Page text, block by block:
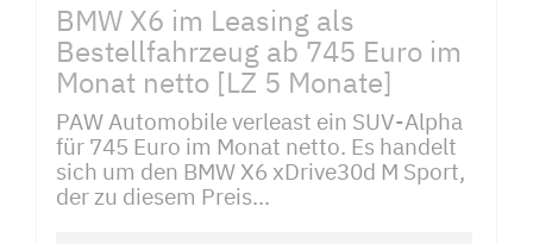
BMW X6 im Leasing als
Bestellfahrzeug ab 745 Euro im
Monat netto [LZ 5 Monate]
PAW Automobile verleast ein SUV-Alpha
für 745 Euro im Monat netto. Es handelt
sich um den BMW X6 xDrive30d M Sport,
der zu diesem Preis...